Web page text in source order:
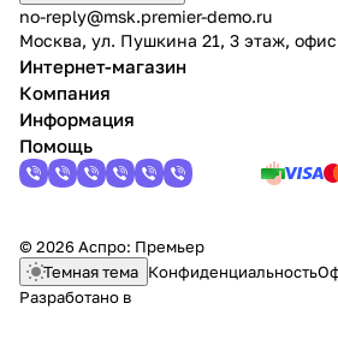
no-reply@msk.premier-demo.ru
Москва, ул. Пушкина 21, 3 этаж,
Интернет-магазин
Компания
Информация
Помощь
© 2026 Аспро: Премьер
Темная тема Конфиденциальность
Разработано в